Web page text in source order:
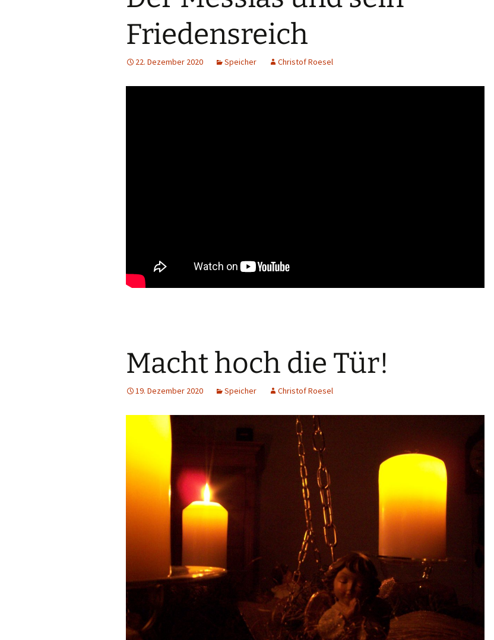
Friedensreich
22. Dezember 2020 Speicher Christof Roesel
Macht hoch die Tür!
19. Dezember 2020 Speicher Christof Roesel